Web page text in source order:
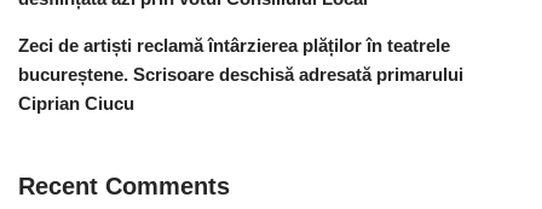
Zeci de artiști reclamă întârzierea plăților în teatrele
bucureștene. Scrisoare deschisă adresată primarului
Ciprian Ciucu
Recent Comments